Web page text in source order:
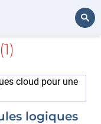
Module
(1)
logiques